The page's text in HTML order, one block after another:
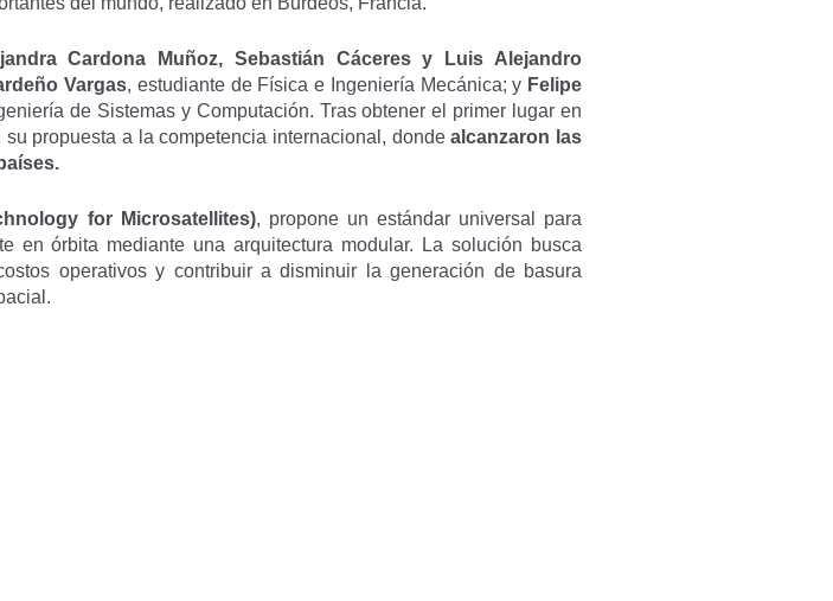
Cardona Muñoz, Sebastián Cáceres y Luis Alejandro
Vargas, estudiante de Física e Ingeniería Mecánica; y Felipe
de Sistemas y Computación. Tras obtener el primer lugar en
propuesta a la competencia internacional, dondealcanzaron las
for Microsatellites), propone un estándar universal para
en órbita mediante una arquitectura modular. La solución busca
operativos y contribuir a disminuir la generación de basura